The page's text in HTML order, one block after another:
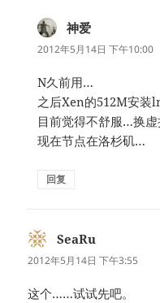
神爱
道：
2012年5月14日 下午10:00
N久前用…
之后Xen的512M安装
目前觉得不舒服…换
现在节点在洛杉矶…
回复
SeaRu
道：
2012年5月14日 下午3:55
这个……试试先吧。